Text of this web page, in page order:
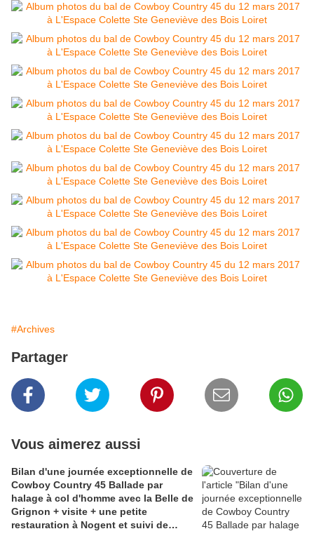
#Archives
Partager
Vous aimerez aussi
Bilan d'une journée exceptionnelle de
Cowboy Country 45 Ballade par
halage à col d'homme avec la Belle de
Grignon + visite + une petite
restauration à Nogent et suivi de